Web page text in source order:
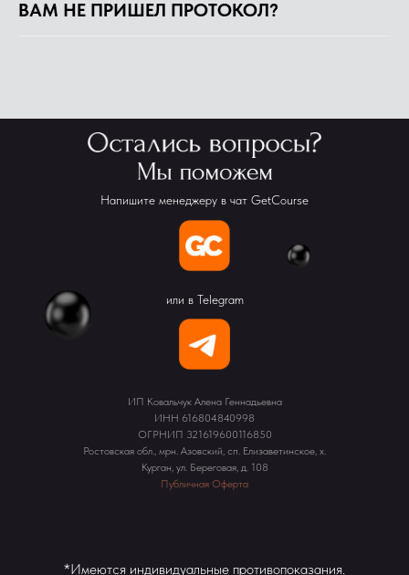
ВАМ НЕ ПРИШЕЛ ПРОТОКОЛ?
Напишите менеджеру в чат GetCourse
или в Telegram
ИП Ковальчук Алена Геннадьевна
ИНН 616804840998
ОГРНИП 321619600116850
Ростовская обл., мрн. Азовский, сп. Елизаветинское, х.
Курган, ул. Береговая, д. 108
Публичная Оферта
*Имеются индивидуальные противопоказания.